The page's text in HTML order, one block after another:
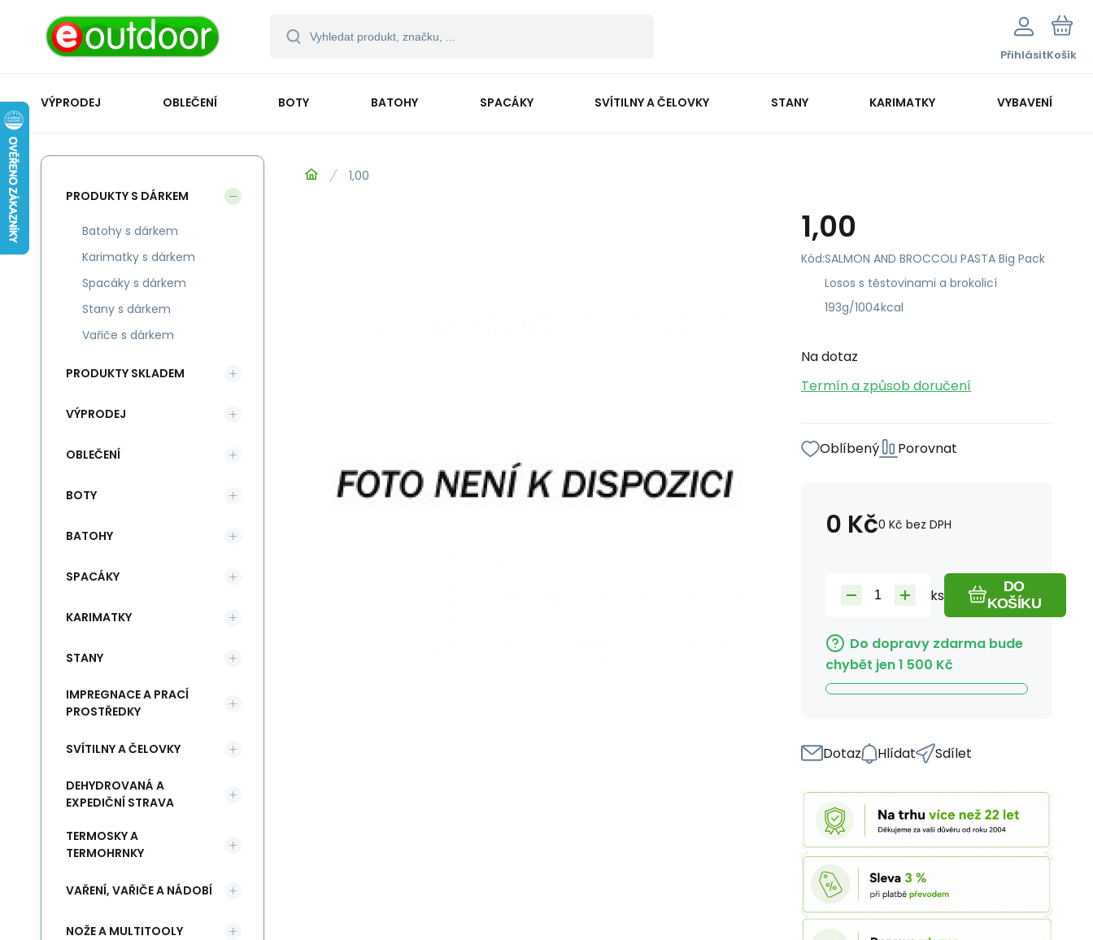
PřihlásitKošík
VÝPRODEJ OBLEČENÍ BOTY BATOHY SPACÁKY SVÍTILNY A ČELOVKY STANY KARIMATKY VYBAVENÍ
1,00
1,00
Kód:SALMON AND BROCCOLI PASTA Big Pack
Losos s těstovinami a brokolicí
193g/1004kcal
Na dotaz
Termín a způsob doručení
Oblíbený Porovnat
0 Kč0 Kč bez DPH
ks
DO
KOŠÍKU
Do dopravy zdarma bude
chybět jen1 500 Kč
Dotaz Hlídat Sdílet
PRODUKTY S DÁRKEM
Batohy s dárkem
Karimatky s dárkem
Spacáky s dárkem
Stany s dárkem
Vařiče s dárkem
PRODUKTY SKLADEM
VÝPRODEJ
OBLEČENÍ
BOTY
BATOHY
SPACÁKY
KARIMATKY
STANY
IMPREGNACE A PRACÍ
PROSTŘEDKY
SVÍTILNY A ČELOVKY
DEHYDROVANÁ A
EXPEDIČNÍ STRAVA
TERMOSKY A
TERMOHRNKY
VAŘENÍ, VAŘIČE A NÁDOBÍ
NOŽE A MULTITOOLY